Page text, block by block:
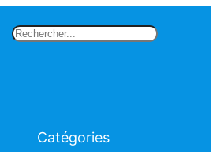
Rechercher
Catégories